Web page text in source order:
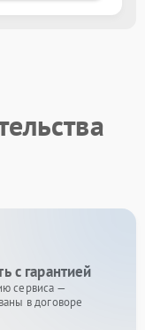
с гарантией
сервиса —
в договоре